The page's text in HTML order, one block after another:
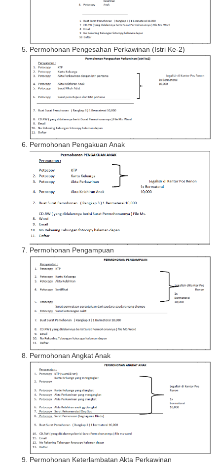
Permohonan Pengesahan Perkawinan (Istri Ke-2)
Permohonan Pengakuan Anak
Permohonan Pengampuan
Permohonan Angkat Anak
Permohonan Keterlambatan Akta Perkawinan